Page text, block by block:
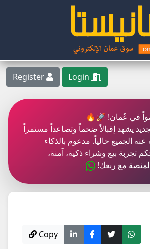
في عُمان! 🚀🔥
يشهد إقبالاً ضخماً وتصاعداً مستمراً
الجميع حالياً. مدعوم بالذكاء
تجربة بيع وشراء ذكية، آمنة،
مع ربعك!
Copy